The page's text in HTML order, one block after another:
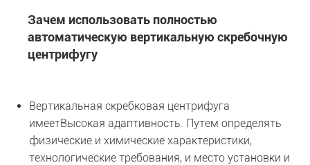
Зачем использовать полностью
автоматическую вертикальную скребочную
центрифугу
Вертикальная скребковая центрифуга
имеетВысокая адаптивность. Путем определять
физические и химические характеристики,
технологические требования, и место установки и